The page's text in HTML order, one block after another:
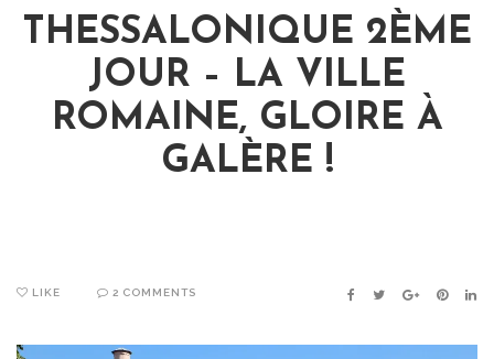
THESSALONIQUE 2ÈME
JOUR – LA VILLE
ROMAINE, GLOIRE À
GALÈRE !
LIKE 2 COMMENTS FACEBOOK
TWITTER
GOOGLE+